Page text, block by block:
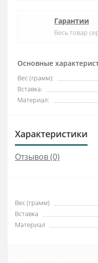
Основные
Вес (грамм):
Вставка:
Материал:
Гарантии
Весь товар
Характеристики
Отзывов (0)
Вес (грамм)
Вставка
Материал